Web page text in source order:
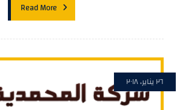
Read More
٢٦ يناير، ٢٠١٨